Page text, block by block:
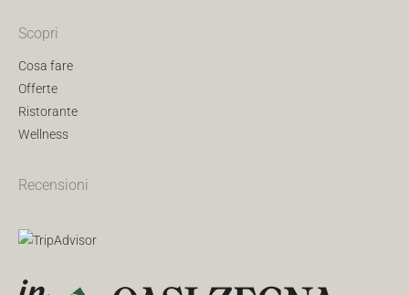
Scopri
Cosa fare
Offerte
Ristorante
Wellness
Recensioni